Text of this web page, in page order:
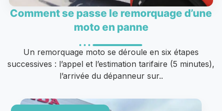
Comment se passe le remorquage d’une
moto en panne
Un remorquage moto se déroule en six étapes
successives : l’appel et l’estimation tarifaire (5 minutes),
l’arrivée du dépanneur sur..